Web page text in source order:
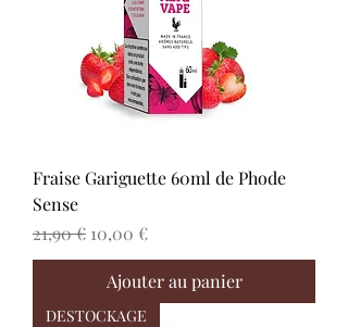
Fraise Gariguette 60ml de Phode
Sense
Prix original
21,90 € Prix promotionnel
10,00 €
Ajouter au panier
DESTOCKAGE